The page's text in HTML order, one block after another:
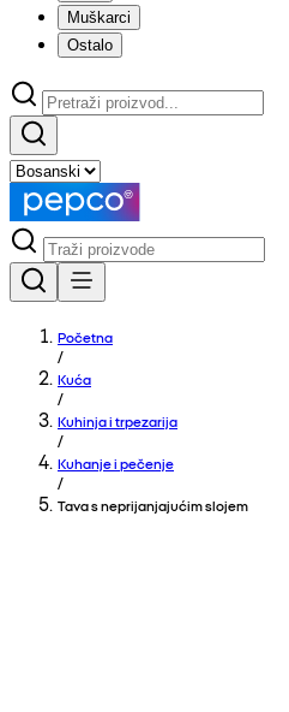
Muškarci
Ostalo
Početna
/
Kuća
/
Kuhinja i trpezarija
/
Kuhanje i pečenje
/
Tava s neprijanjajućim slojem